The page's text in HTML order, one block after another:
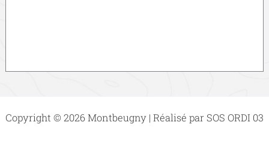
Copyright © 2026 Montbeugny | Réalisé par SOS ORDI 03